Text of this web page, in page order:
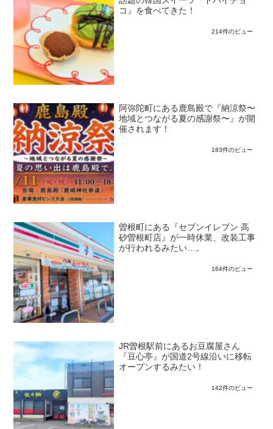
コ』を食べてきた！
214件のビュー
阿弥陀町にある鹿島殿で『納涼祭〜
地域とつながる夏の感謝祭〜』が開
催されます！
183件のビュー
曽根町にある『セブンイレブン 高
砂曽根町店』が一時休業、改装工事
が行われるみたい…。
164件のビュー
JR曽根駅前にあるお豆腐屋さん
『豆心亭』が国道2号線沿いに移転
オープンするみたい！
142件のビュー